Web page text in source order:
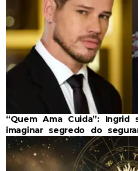
“Quem Ama Cuida”:
imaginar segredo do